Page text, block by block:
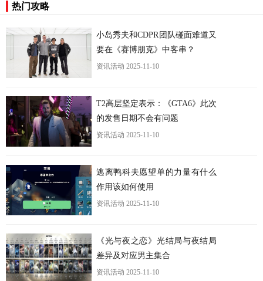
热门攻略
小岛秀夫和CDPR团队碰面难道又
要在《赛博朋克》中客串？
资讯活动 2025-11-10
T2高层坚定表示：《GTA6》此次
的发售日期不会有问题
资讯活动 2025-11-10
逃离鸭科夫愿望单的力量有什么
作用该如何使用
资讯活动 2025-11-10
《光与夜之恋》光结局与夜结局
差异及对应男主集合
资讯活动 2025-11-10